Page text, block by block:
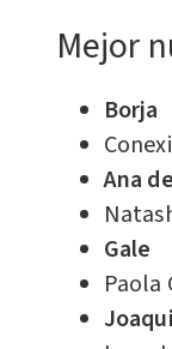
Mejor
Borja
Ana
Gale
Paola